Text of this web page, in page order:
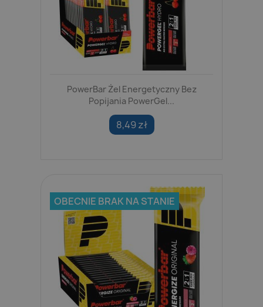
PowerBar Żel Energetyczny Bez
Popijania PowerGel...
8,49 zł
OBECNIE BRAK NA STANIE